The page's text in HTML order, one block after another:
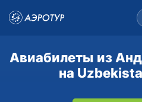
Авиабилеты из
на